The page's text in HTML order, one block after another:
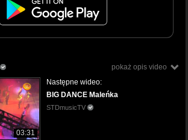
pokaż opis video
03:31
Następne wideo:
BIG DANCE Maleńka
STDmusicTV